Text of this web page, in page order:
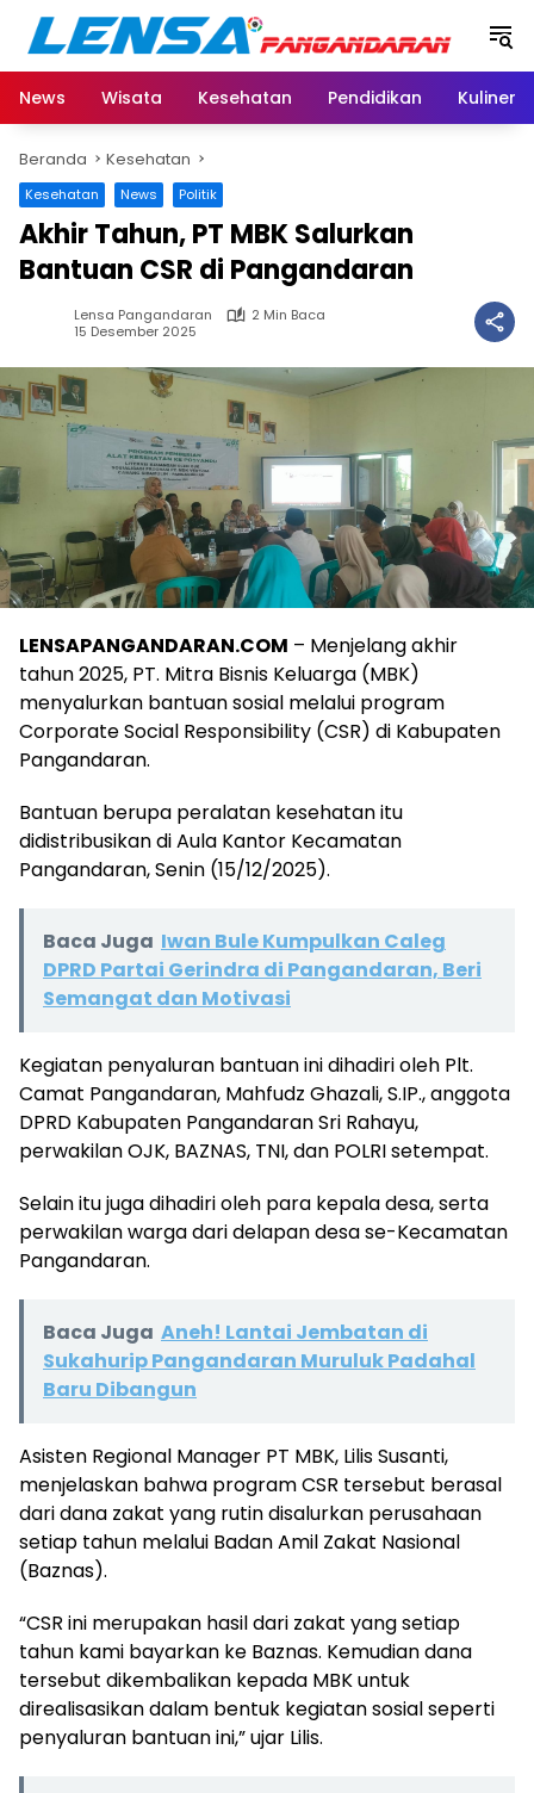
Langsung
konten
News
Wisata Kesehatan Pendidikan Kuliner
Beranda Kesehatan
Kesehatan News Politik
Akhir Tahun, PT MBK Salurkan
Bantuan CSR di Pangandaran
Lensa Pangandaran
2 Min Baca
15 Desember 2025
LENSAPANGANDARAN.COM – Menjelang akhir
tahun 2025, PT. Mitra Bisnis Keluarga (MBK)
menyalurkan bantuan sosial melalui program
Corporate Social Responsibility (CSR) di Kabupaten
Pangandaran.
Bantuan berupa peralatan kesehatan itu
didistribusikan di Aula Kantor Kecamatan
Pangandaran, Senin (15/12/2025).
Baca Juga Iwan Bule Kumpulkan Caleg
DPRD Partai Gerindra di Pangandaran, Beri
Semangat dan Motivasi
Kegiatan penyaluran bantuan ini dihadiri oleh Plt.
Camat Pangandaran, Mahfudz Ghazali, S.IP., anggota
DPRD Kabupaten Pangandaran Sri Rahayu,
perwakilan OJK, BAZNAS, TNI, dan POLRI setempat.
Selain itu juga dihadiri oleh para kepala desa, serta
perwakilan warga dari delapan desa se-Kecamatan
Pangandaran.
Baca Juga Aneh! Lantai Jembatan di
Sukahurip Pangandaran Muruluk Padahal
Baru Dibangun
Asisten Regional Manager PT MBK, Lilis Susanti,
menjelaskan bahwa program CSR tersebut berasal
dari dana zakat yang rutin disalurkan perusahaan
setiap tahun melalui Badan Amil Zakat Nasional
(Baznas).
“CSR ini merupakan hasil dari zakat yang setiap
tahun kami bayarkan ke Baznas. Kemudian dana
tersebut dikembalikan kepada MBK untuk
direalisasikan dalam bentuk kegiatan sosial seperti
penyaluran bantuan ini,” ujar Lilis.